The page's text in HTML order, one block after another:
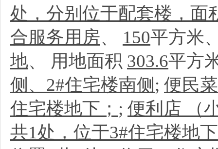
处，分别位于配套楼，面
合服务用房、 150平方米
地、 用地面积 303.6平方
侧、2#住宅楼南侧 ; 便民
住宅楼地下； ; 便利店 （
共1处，位于3#住宅楼地